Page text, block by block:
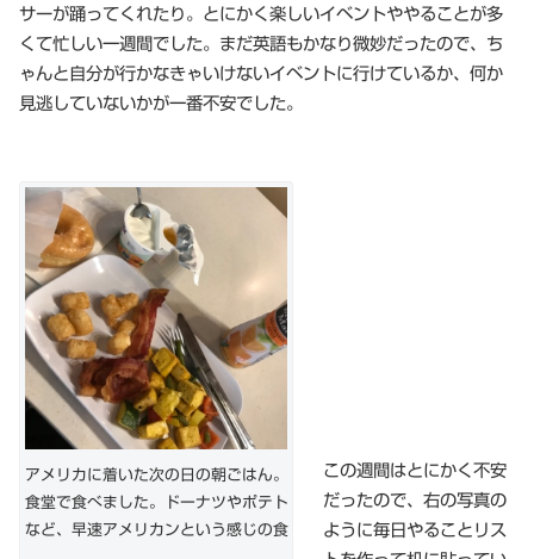
サーが踊ってくれたり。とにかく楽しいイベントややることが多
くて忙しい一週間でした。まだ英語もかなり微妙だったので、ち
ゃんと自分が行かなきゃいけないイベントに行けているか、何か
見逃していないかが一番不安でした。
アメリカに着いた次の日の朝ごはん。
食堂で食べました。ドーナツやポテト
など、早速アメリカンという感じの食
この週間はとにかく不安
だったので、右の写真の
ように毎日やることリス